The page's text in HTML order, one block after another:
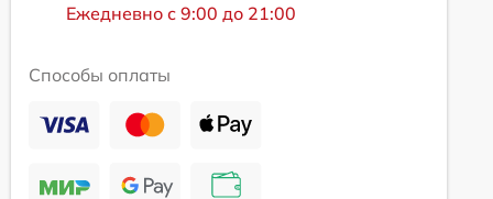
Ежедневно с 9:00 до 21:00
Способы оплаты